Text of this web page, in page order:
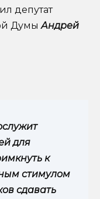
депутат
Думы Андрей
для
к
стимулом
сдавать